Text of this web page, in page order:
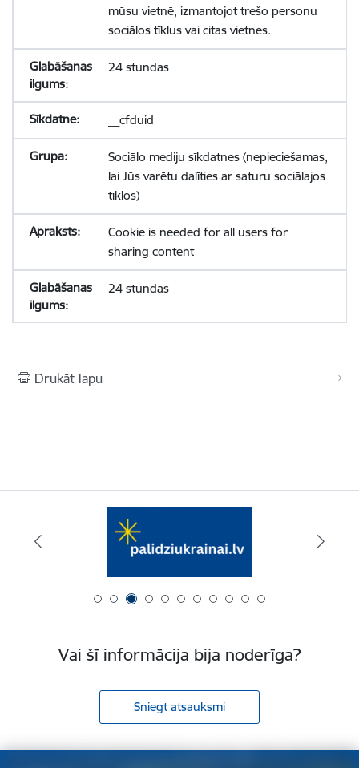
mūsu vietnē, izmantojot trešo personu
sociālos tīklus vai citas vietnes.
24 stundas
__cfduid
Sociālo mediju sīkdatnes (nepieciešamas,
lai Jūs varētu dalīties ar saturu sociālajos
tīklos)
Cookie is needed for all users for
sharing content
24 stundas
Drukāt lapu
Vai šī informācija bija noderīga?
Sniegt atsauksmi